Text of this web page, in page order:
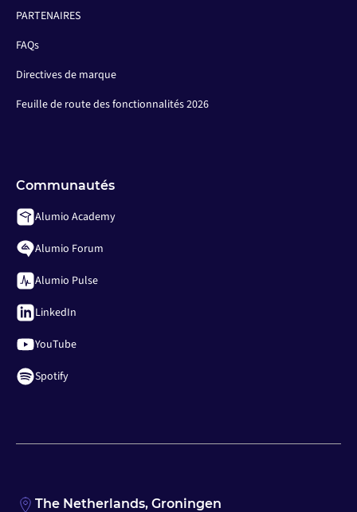
PARTENAIRES
FAQs
Directives de marque
Feuille de route des fonctionnalités 2026
Communautés
Alumio Academy
Alumio Forum
Alumio Pulse
LinkedIn
YouTube
Spotify
The Netherlands, Groningen